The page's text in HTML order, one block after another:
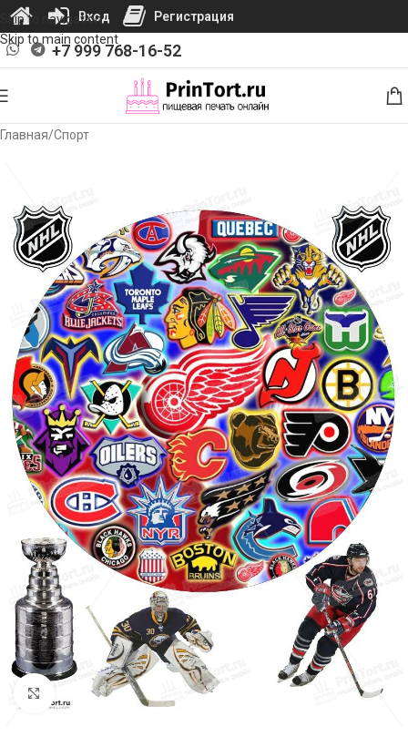
Skip to navigation
Skip to main content
+7 999 768-16-52
Главная/Спорт
Нажмите, чтобы увеличить изображение
Вход Регистрация